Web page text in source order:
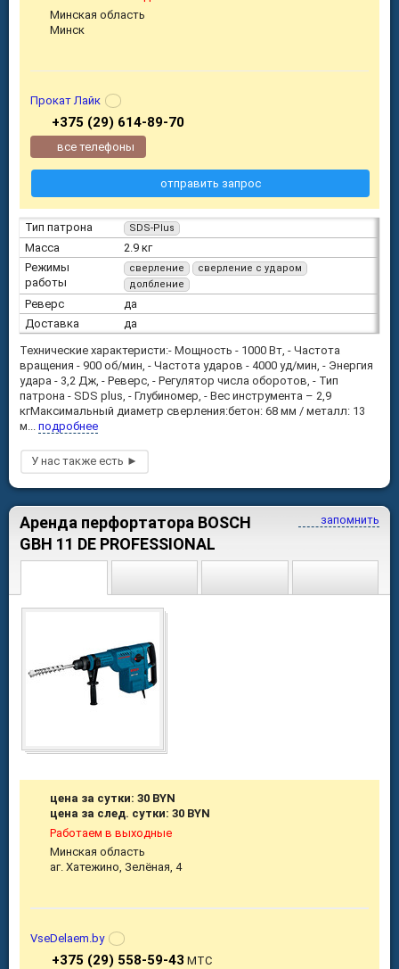
Тип патрона SDS-Plus
Масса
2.9 кг
Режимы
работы
сверление
сверление с ударом
долбление
Реверс
да
Доставка
да
Технические характеристи:- Мощность - 1000 Вт, - Частота
вращения - 900 об/мин, - Частота ударов - 4000 уд/мин, - Энергия
удара - 3,2 Дж, - Реверс, - Регулятор числа оборотов, - Тип
патрона - SDS plus, - Глубиномер, - Вес инструмента – 2,9
кгМаксимальный диаметр сверления:бетон: 68 мм / металл: 13
м... подробнее
Минская область
Минск
Прокат Лайк
+375 (29) 614-89-70
все телефоны
отправить запрос
запомнить
Аренда перфортатора BOSCH
GBH 11 DE PROFESSIONAL
цена за сутки: 30 BYN
цена за след. сутки: 30 BYN
Работаем в выходные
Минская область
аг. Хатежино, Зелёная, 4
VseDelaem.by
+375 (29) 558-59-43 МТС